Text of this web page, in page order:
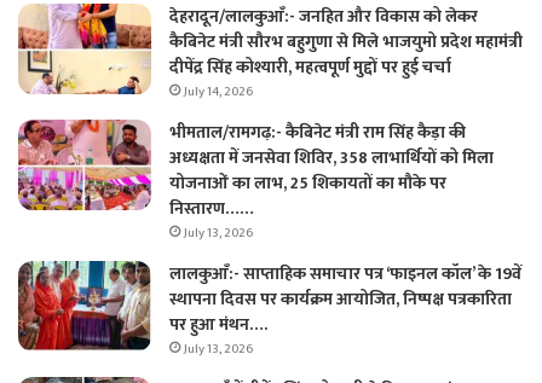
देहरादून/लालकुआँ:- जनहित और विकास को लेकर
कैबिनेट मंत्री सौरभ बहुगुणा से मिले भाजयुमो प्रदेश महामंत्री
दीपेंद्र सिंह कोश्यारी, महत्वपूर्ण मुद्दों पर हुई चर्चा
July 14, 2026
भीमताल/रामगढ़:- कैबिनेट मंत्री राम सिंह कैड़ा की
अध्यक्षता में जनसेवा शिविर, 358 लाभार्थियों को मिला
योजनाओं का लाभ, 25 शिकायतों का मौके पर
निस्तारण……
July 13, 2026
लालकुआँ:- साप्ताहिक समाचार पत्र ‘फाइनल कॉल’ के 19वें
स्थापना दिवस पर कार्यक्रम आयोजित, निष्पक्ष पत्रकारिता
पर हुआ मंथन….
July 13, 2026